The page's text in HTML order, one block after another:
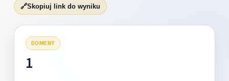
🔗Skopiuj link do wyniku
DOMENY
1